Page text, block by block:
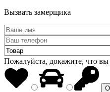
Вызвать замерщика
Пожалуйста, докажите, что вы